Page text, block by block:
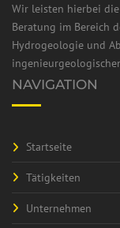
Wir leisten hierbei
Beratung im Bereich
Hydrogeologie und
NAVIGATION
Startseite
Tätigkeiten
Unternehmen